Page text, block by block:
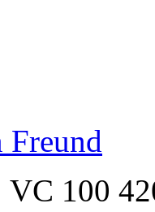
Freund
100